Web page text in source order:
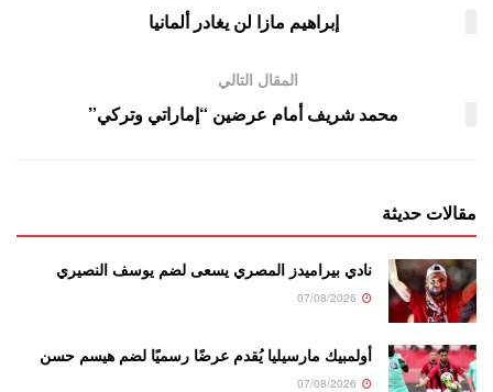
إبراهيم مازا لن يغادر ألمانيا
المقال التالي
محمد شريف أمام عرضين “إماراتي وتركي”
مقالات حديثة
نادي بيراميدز المصري يسعى لضم يوسف النصيري
أولمبيك مارسيليا يُقدم عرضًا رسميًا لضم هيسم حسن